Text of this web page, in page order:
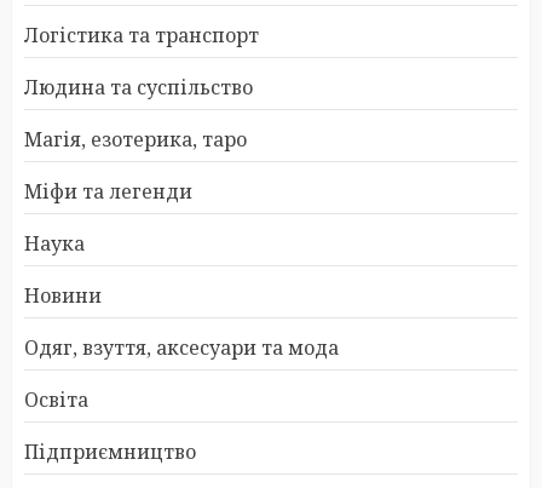
Логістика та транспорт
Людина та суспільство
Магія, езотерика, таро
Міфи та легенди
Наука
Новини
Одяг, взуття, аксесуари та мода
Освіта
Підприємництво